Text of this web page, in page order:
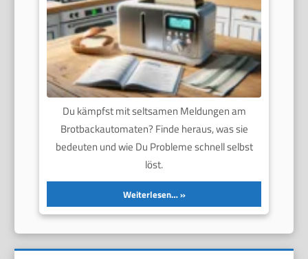
Du kämpfst mit seltsamen Meldungen am
Brotbackautomaten? Finde heraus, was sie
bedeuten und wie Du Probleme schnell selbst
löst.
Weiterlesen…